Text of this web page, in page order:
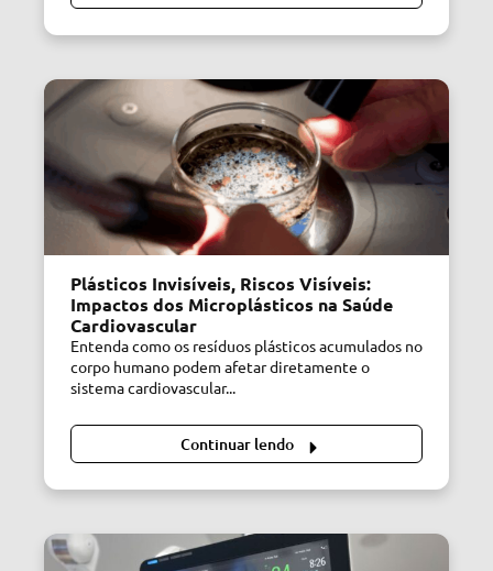
Plásticos Invisíveis, Riscos Visíveis:
Impactos dos Microplásticos na Saúde
Cardiovascular
Entenda como os resíduos plásticos acumulados no
corpo humano podem afetar diretamente o
sistema cardiovascular...
Continuar lendo